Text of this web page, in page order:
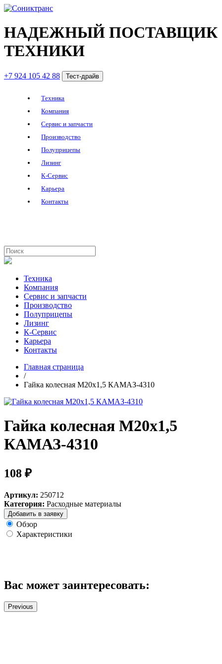
НАДЕЖНЫЙ ПОСТАВЩИК
ТЕХНИКИ
+7 924 105 42 88 Тест-драйв
Техника
Компания
Сервис и запчасти
Производство
Полуприцепы
Лизинг
К-Сервис
Карьера
Контакты
Техника
Компания
Сервис и запчасти
Производство
Полуприцепы
Лизинг
К-Сервис
Карьера
Контакты
Главная страница
/
Гайка колесная М20х1,5 КАМАЗ-4310
Гайка колесная М20х1,5
КАМАЗ-4310
108 ₽
Артикул: 250712
Категория: Расходные материалы
Добавить в заявку
Обзор
Характеристики
Вас может заинтересовать:
Previous